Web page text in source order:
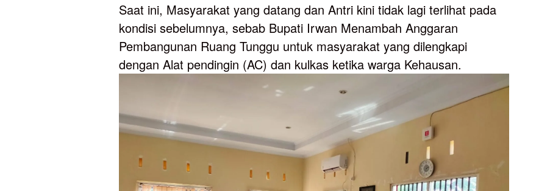
Saat ini, Masyarakat yang datang dan Antri kini tidak lagi terlihat pada
kondisi sebelumnya, sebab Bupati Irwan Menambah Anggaran
Pembangunan Ruang Tunggu untuk masyarakat yang dilengkapi
dengan Alat pendingin (AC) dan kulkas ketika warga Kehausan.